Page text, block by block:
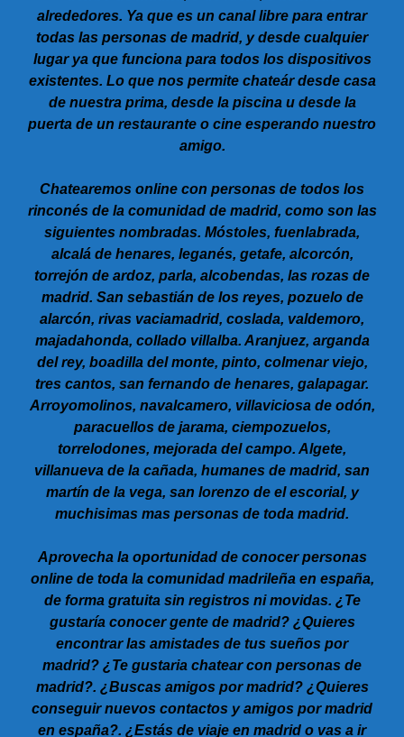
alrededores. Ya que es un canal libre para entrar
todas las personas de madrid, y desde cualquier
lugar ya que funciona para todos los dispositivos
existentes. Lo que nos permite chateár desde casa
de nuestra prima, desde la piscina u desde la
puerta de un restaurante o cine esperando nuestro
amigo.
Chatearemos online con personas de todos los
rinconés de la comunidad de madrid, como son las
siguientes nombradas. Móstoles, fuenlabrada,
alcalá de henares, leganés, getafe, alcorcón,
torrejón de ardoz, parla, alcobendas, las rozas de
madrid. San sebastián de los reyes, pozuelo de
alarcón, rivas vaciamadrid, coslada, valdemoro,
majadahonda, collado villalba. Aranjuez, arganda
del rey, boadilla del monte, pinto, colmenar viejo,
tres cantos, san fernando de henares, galapagar.
Arroyomolinos, navalcamero, villaviciosa de odón,
paracuellos de jarama, ciempozuelos,
torrelodones, mejorada del campo. Algete,
villanueva de la cañada, humanes de madrid, san
martín de la vega, san lorenzo de el escorial, y
muchisimas mas personas de toda madrid.
Aprovecha la oportunidad de conocer personas
online de toda la comunidad madrileña en españa,
de forma gratuita sin registros ni movidas. ¿Te
gustaría conocer gente de madrid? ¿Quieres
encontrar las amistades de tus sueños por
madrid? ¿Te gustaria chatear con personas de
madrid?. ¿Buscas amigos por madrid? ¿Quieres
conseguir nuevos contactos y amigos por madrid
en españa?. ¿Estás de viaje en madrid o vas a ir